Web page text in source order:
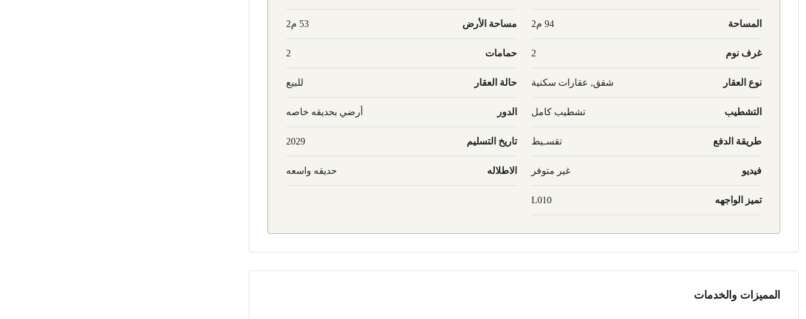
المساحة 94 م2 مساحة الأرض 53 م2
غرف نوم 2 حمامات 2
نوع العقار شقق, عقارات سكنية حالة العقار للبيع
التشطيب تشطيب كامل الدور أرضي بحديقه خاصه
طريقة الدفع تقسـيط تاريخ التسليم 2029
فيديو غير متوفر الاطلاله حديقه واسعه
تميز الواجهه L010
المميزات والخدمات